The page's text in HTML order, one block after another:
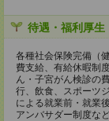
待遇・福利厚生
各種社会保険完備（
費支給、有給休暇制
ん・子宮がん検診の
行、飲食、スポーツ
による就業前・就業
アンバサダー制度な